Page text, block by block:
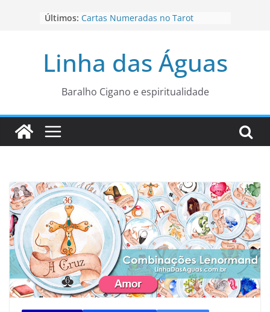
Últimos: Cartas Numeradas no Tarot
para está fase
Os Naipes no Tarot
Cartas da Corte no Tarot
Linha das Águas
Baralho Cigano e espiritualidade